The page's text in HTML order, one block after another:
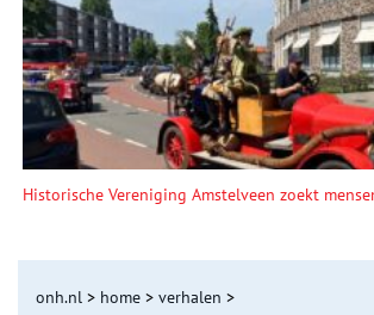
Historische Vereniging Amstelveen zoekt
onh.nl > home > verhalen >